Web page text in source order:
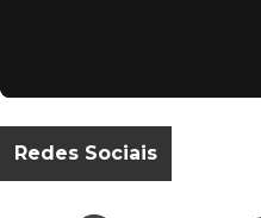
Redes Sociais